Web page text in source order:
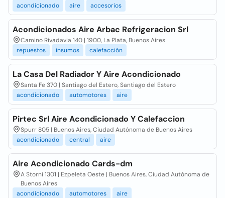
acondicionado
aire accesorios
Acondicionados Aire Arbac Refrigeracion Srl
Camino Rivadavia 140 | 1900, La Plata, Buenos Aires
repuestos
insumos calefacción
La Casa Del Radiador Y Aire Acondicionado
Santa Fe 370 | Santiago del Estero, Santiago del Estero
acondicionado
automotores aire
Pirtec Srl Aire Acondicionado Y Calefaccion
Spurr 805 | Buenos Aires, Ciudad Autónoma de Buenos Aires
acondicionado
central aire
Aire Acondicionado Cards-dm
A Storni 1301 | Ezpeleta Oeste | Buenos Aires, Ciudad Autónoma de
Buenos Aires
acondicionado
automotores aire